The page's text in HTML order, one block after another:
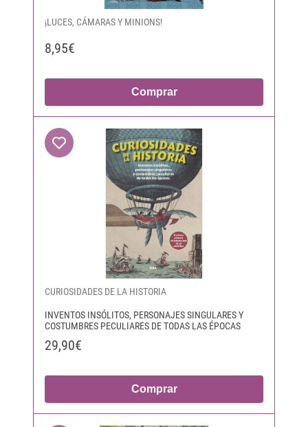
¡LUCES, CÁMARAS Y MINIONS!
8,95€
Comprar
CURIOSIDADES DE LA HISTORIA
INVENTOS INSÓLITOS, PERSONAJES SINGULARES Y
COSTUMBRES PECULIARES DE TODAS LAS ÉPOCAS
29,90€
Comprar